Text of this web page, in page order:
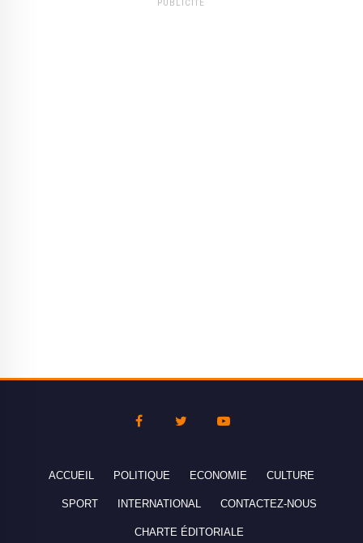
PUBLICITÉ
ACCUEIL POLITIQUE ECONOMIE CULTURE
SPORT INTERNATIONAL CONTACTEZ-NOUS
CHARTE ÉDITORIALE